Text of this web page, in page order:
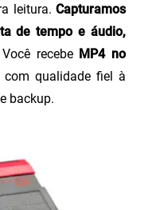
leitura. Capturamos
de tempo e áudio,
recebe MP4 no
com qualidade fiel à
backup.